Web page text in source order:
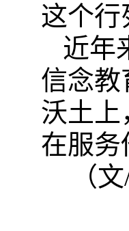
这个行
近年
信念教
沃土上
在服务
（文